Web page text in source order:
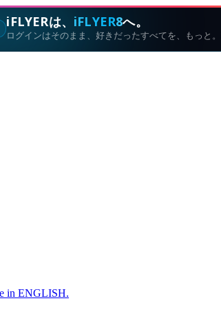
iFLYERは、 iFLYER8へ。
ログインはそのまま、好きだったすべてを、もっと
in ENGLISH.